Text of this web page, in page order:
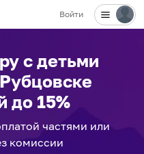
Войти
с детьми
до 15%
частями или
комиссии
✕